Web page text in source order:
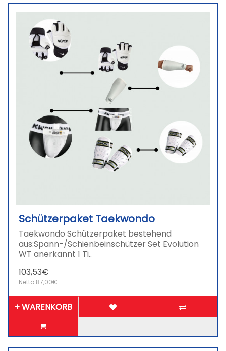
Schützerpaket Taekwondo
Taekwondo Schützerpaket bestehend
aus:Spann-/Schienbeinschützer Set Evolution
WT anerkannt 1 Ti..
103,53€
Netto 87,00€
+ WARENKORB